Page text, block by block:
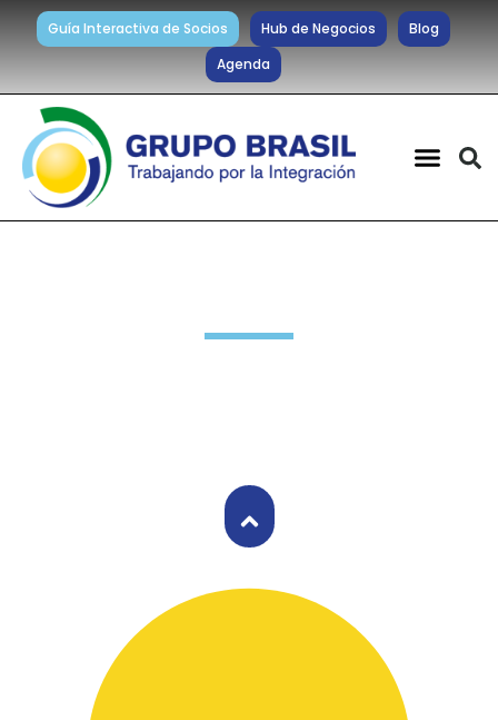
Guía Interactiva de Socios Hub de Negocios
Blog
Agenda